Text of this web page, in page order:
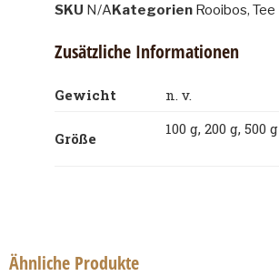
SKU N/AKategorien Rooibos, Tee
Zusätzliche Informationen
Gewicht n. v.
Größe
100 g, 200 g, 500 g
Ähnliche Produkte